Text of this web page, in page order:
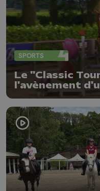
SPORTS
Le "Classic
l'avènement
Haras des